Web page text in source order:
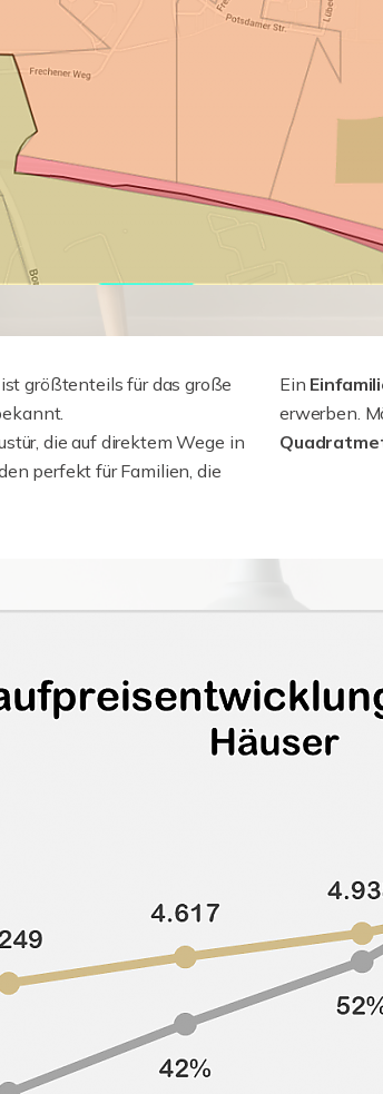
ist größtenteils für das große
die auf direktem Wege in
perfekt für Familien, die
Ein
erwerben.